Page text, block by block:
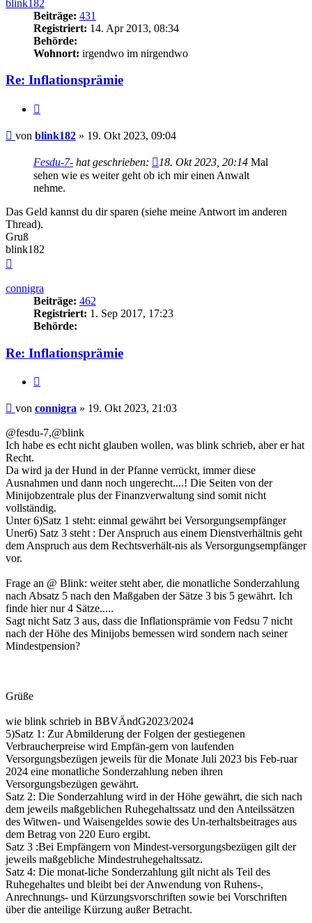
blink182
Beiträge: 431
Registriert: 14. Apr 2013, 08:34
Behörde:
Wohnort: irgendwo im nirgendwo
Re: Inflationsprämie
Beitrag
von blink182 » 19. Okt 2023, 09:04
Fesdu-7- hat geschrieben: 18. Okt 2023, 20:14 Mal
sehen wie es weiter geht ob ich mir einen Anwalt
nehme.
Das Geld kannst du dir sparen (siehe meine Antwort im anderen
Thread).
Gruß
blink182
connigra
Beiträge: 462
Registriert: 1. Sep 2017, 17:23
Behörde:
Re: Inflationsprämie
Beitrag
von connigra » 19. Okt 2023, 21:03
@fesdu-7,@blink
Ich habe es echt nicht glauben wollen, was blink schrieb, aber er hat
Recht.
Da wird ja der Hund in der Pfanne verrückt, immer diese
Ausnahmen und dann noch ungerecht....! Die Seiten von der
Minijobzentrale plus der Finanzverwaltung sind somit nicht
vollständig.
Unter 6)Satz 1 steht: einmal gewährt bei Versorgungsempfänger
Uner6) Satz 3 steht : Der Anspruch aus einem Dienstverhältnis geht
dem Anspruch aus dem Rechtsverhält-nis als Versorgungsempfänger
vor.
Frage an @ Blink: weiter steht aber, die monatliche Sonderzahlung
nach Absatz 5 nach den Maßgaben der Sätze 3 bis 5 gewährt. Ich
finde hier nur 4 Sätze.....
Sagt nicht Satz 3 aus, dass die Inflationsprämie von Fedsu 7 nicht
nach der Höhe des Minijobs bemessen wird sondern nach seiner
Mindestpension?
Grüße
wie blink schrieb in BBVÄndG2023/2024
5)Satz 1: Zur Abmilderung der Folgen der gestiegenen
Verbraucherpreise wird Empfän-gern von laufenden
Versorgungsbezügen jeweils für die Monate Juli 2023 bis Feb-ruar
2024 eine monatliche Sonderzahlung neben ihren
Versorgungsbezügen gewährt.
Satz 2: Die Sonderzahlung wird in der Höhe gewährt, die sich nach
dem jeweils maßgeblichen Ruhegehaltssatz und den Anteilssätzen
des Witwen- und Waisengeldes sowie des Un-terhaltsbeitrages aus
dem Betrag von 220 Euro ergibt.
Satz 3 :Bei Empfängern von Mindest-versorgungsbezügen gilt der
jeweils maßgebliche Mindestruhegehaltssatz.
Satz 4: Die monat-liche Sonderzahlung gilt nicht als Teil des
Ruhegehaltes und bleibt bei der Anwendung von Ruhens-,
Anrechnungs- und Kürzungsvorschriften sowie bei Vorschriften
über die anteilige Kürzung außer Betracht.